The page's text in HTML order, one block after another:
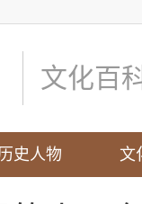
文化百
史人物 文